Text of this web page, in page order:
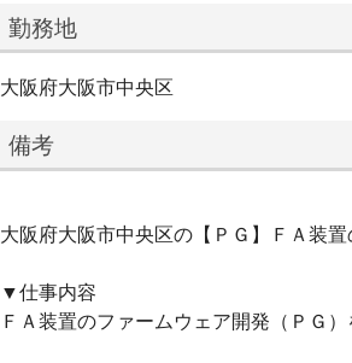
勤務地
大阪府大阪市中央区
備考
大阪府大阪市中央区の【ＰＧ】ＦＡ装
▼仕事内容
ＦＡ装置のファームウェア開発（ＰＧ）